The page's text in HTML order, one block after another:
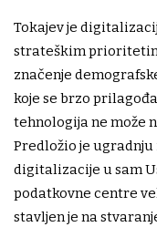
Tokajev je
strateškim
značenje
koje se brzo
tehnologija ne može
Predložio je
digitalizacije u sam
podatkovne centre
stavljen je na